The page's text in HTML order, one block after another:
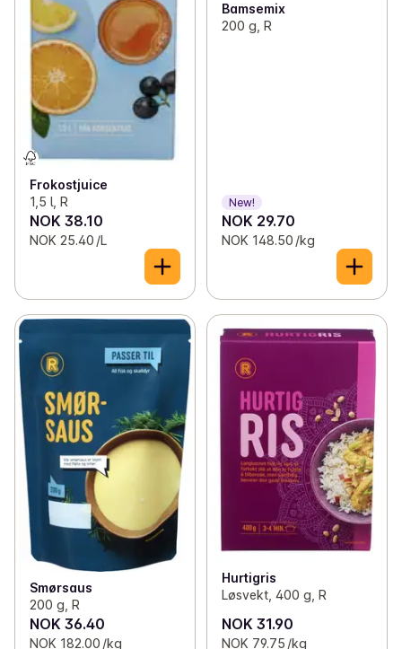
Frokostjuice
1,5 l, R
NOK 38.10
NOK 25.40 /L
Bamsemix
200 g, R
New!
NOK 29.70
NOK 148.50 /kg
Smørsaus
200 g, R
NOK 36.40
NOK 182.00 /kg
Hurtigris
Løsvekt, 400 g, R
NOK 31.90
NOK 79.75 /kg